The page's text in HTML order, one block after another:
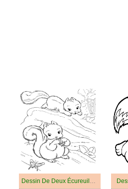
Dessin De Deux Écureuils Mignons